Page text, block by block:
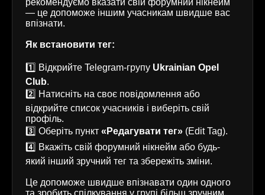
рекомендуємо вказати свій форумний нікнейм
— це допоможе іншим учасникам швидше вас
впізнати.
Як встановити тег:
1️⃣ Відкрийте Telegram-групу Ukrainian Opel
Club.
2️⃣ Натисніть на своє повідомлення або
відкрийте список учасників і виберіть свій
профіль.
3️⃣ Оберіть пункт «Редагувати тег» (Edit Tag).
4️⃣ Вкажіть свій форумний нікнейм або будь-
який інший зручний тег та збережіть зміни.
Це допоможе швидше впізнавати один одного